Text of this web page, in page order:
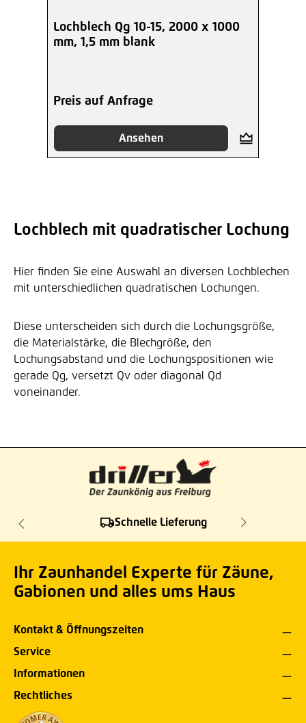
Lochblech Qg 10-15, 2000 x 1000
mm, 1,5 mm blank
Preis auf Anfrage
Ansehen
Lochblech mit quadratischer Lochung
Hier finden Sie eine Auswahl an diversen Lochblechen
mit unterschiedlichen quadratischen Lochungen.
Diese unterscheiden sich durch die Lochungsgröße,
die Materialstärke, die Blechgröße, den
Lochungsabstand und die Lochungspositionen wie
gerade Qg, versetzt Qv oder diagonal Qd
voneinander.
Schnelle Lieferung
Ihr Zaunhandel Experte für Zäune,
Gabionen und alles ums Haus
Kontakt & Öffnungszeiten
Service
Informationen
Rechtliches